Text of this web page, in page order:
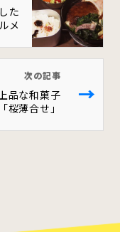
た
メ
次の記事
品な和菓子
桜薄合せ」
→